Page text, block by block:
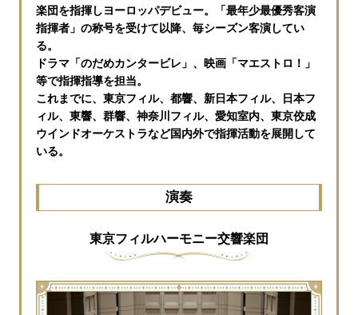
楽団を指揮しヨーロッパデビュー。「最年少最優秀客演
指揮者」の称号を受けて以降、毎シーズン客演してい
る。
ドラマ「のだめカンタービレ」、映画「マエストロ！」
等で指揮指導を担当。
これまでに、東京フィル、都響、新日本フィル、日本フ
ィル、東響、群響、神奈川フィル、愛知室内、東京佼成
ウインドオーケストラなど国内外で指揮活動を展開して
いる。
演奏
東京フィルハーモニー交響楽団